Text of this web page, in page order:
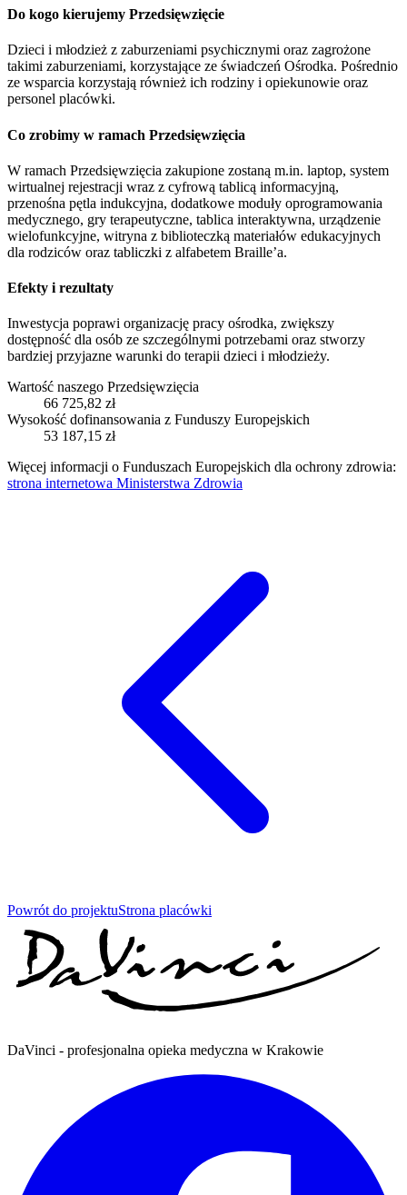
Do kogo kierujemy Przedsięwzięcie
Dzieci i młodzież z zaburzeniami psychicznymi oraz zagrożone
takimi zaburzeniami, korzystające ze świadczeń Ośrodka. Pośrednio
ze wsparcia korzystają również ich rodziny i opiekunowie oraz
personel placówki.
Co zrobimy w ramach Przedsięwzięcia
W ramach Przedsięwzięcia zakupione zostaną m.in. laptop, system
wirtualnej rejestracji wraz z cyfrową tablicą informacyjną,
przenośna pętla indukcyjna, dodatkowe moduły oprogramowania
medycznego, gry terapeutyczne, tablica interaktywna, urządzenie
wielofunkcyjne, witryna z biblioteczką materiałów edukacyjnych
dla rodziców oraz tabliczki z alfabetem Braille’a.
Efekty i rezultaty
Inwestycja poprawi organizację pracy ośrodka, zwiększy
dostępność dla osób ze szczególnymi potrzebami oraz stworzy
bardziej przyjazne warunki do terapii dzieci i młodzieży.
Wartość naszego Przedsięwzięcia
66 725,82 zł
Wysokość dofinansowania z Funduszy Europejskich
53 187,15 zł
Więcej informacji o Funduszach Europejskich dla ochrony zdrowia:
strona internetowa Ministerstwa Zdrowia
Powrót do projektuStrona placówki
DaVinci - profesjonalna opieka medyczna w Krakowie